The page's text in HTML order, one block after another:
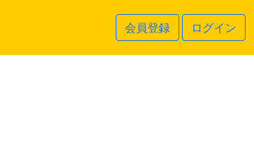
会員登録 ログイン